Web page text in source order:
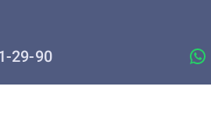
29-90